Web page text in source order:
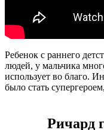
Ребенок с раннего
людей, у мальчика
использует во благо.
было стать
Ричард